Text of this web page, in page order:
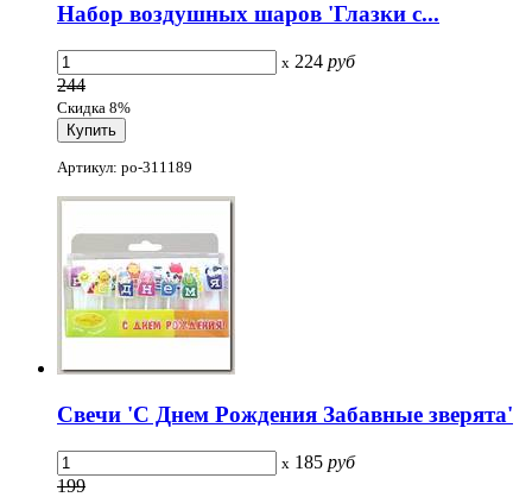
Набор воздушных шаров 'Глазки с...
x 224 руб
244
Скидка 8%
Артикул: po-311189
Свечи 'С Днем Рождения Забавные зверята'
x 185 руб
199